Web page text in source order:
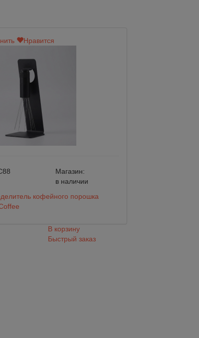
Нравится
Магазин:
в наличии
кофейного порошка
В корзину
Быстрый заказ